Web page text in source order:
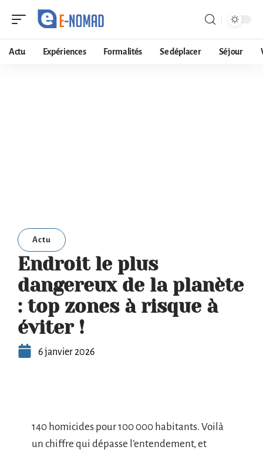
Actu Expériences Formalités Se déplacer Séjour
Actu
Endroit le plus
dangereux de la planète
: top zones à risque à
éviter !
6 janvier 2026
140 homicides pour 100 000 habitants. Voilà
un chiffre qui dépasse l’entendement, et